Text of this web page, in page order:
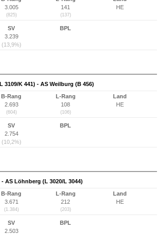
3.005
(825)
141
(137)
HE
SV
3.239
(13,9%)
BPL
3109/K 441) - AS Weilburg (B 456)
B-Rang
2.693
(604)
L-Rang
108
(106)
Land
HE
SV
2.754
(10,2%)
BPL
AS Löhnberg (L 3020/L 3044)
B-Rang
3.671
(1.384)
L-Rang
212
(203)
Land
HE
SV
2.503
BPL